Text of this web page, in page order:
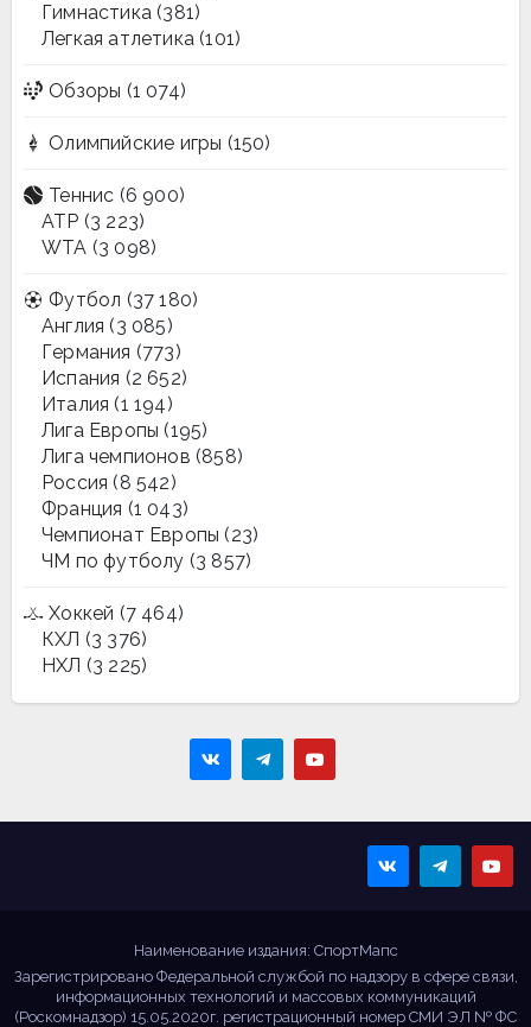
Гимнастика (381)
Легкая атлетика (101)
Обзоры (1 074)
Олимпийские игры (150)
Теннис (6 900)
ATP (3 223)
WTA (3 098)
Футбол (37 180)
Англия (3 085)
Германия (773)
Испания (2 652)
Италия (1 194)
Лига Европы (195)
Лига чемпионов (858)
Россия (8 542)
Франция (1 043)
Чемпионат Европы (23)
ЧМ по футболу (3 857)
Хоккей (7 464)
КХЛ (3 376)
НХЛ (3 225)
Наименование издания: СпортМапс
Зарегистрировано Федеральной службой по надзору в сфере связи,
информационных технологий и массовых коммуникаций
(Роскомнадзор) 15.05.2020г. регистрационный номер СМИ ЭЛ № ФС